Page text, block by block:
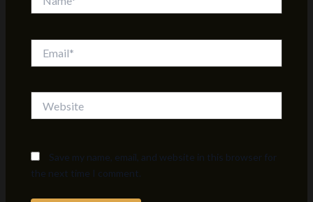
Save my name, email, and website in this browser for
the next time I comment.